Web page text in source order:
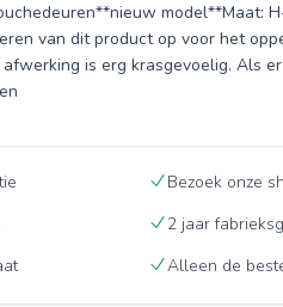
model**Maat:
van dit product op voor het
is erg krasgevoelig. Als
Bezoek onze
2 jaar
Alleen de